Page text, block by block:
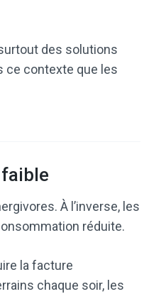
des solutions
ce contexte que les
À l’inverse, les
réduite.
la facture
chaque soir, les